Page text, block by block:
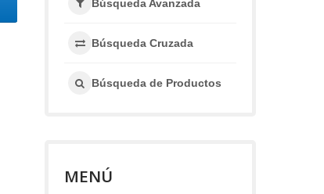
Búsqueda Avanzada
Búsqueda Cruzada
Búsqueda de Productos
MENÚ